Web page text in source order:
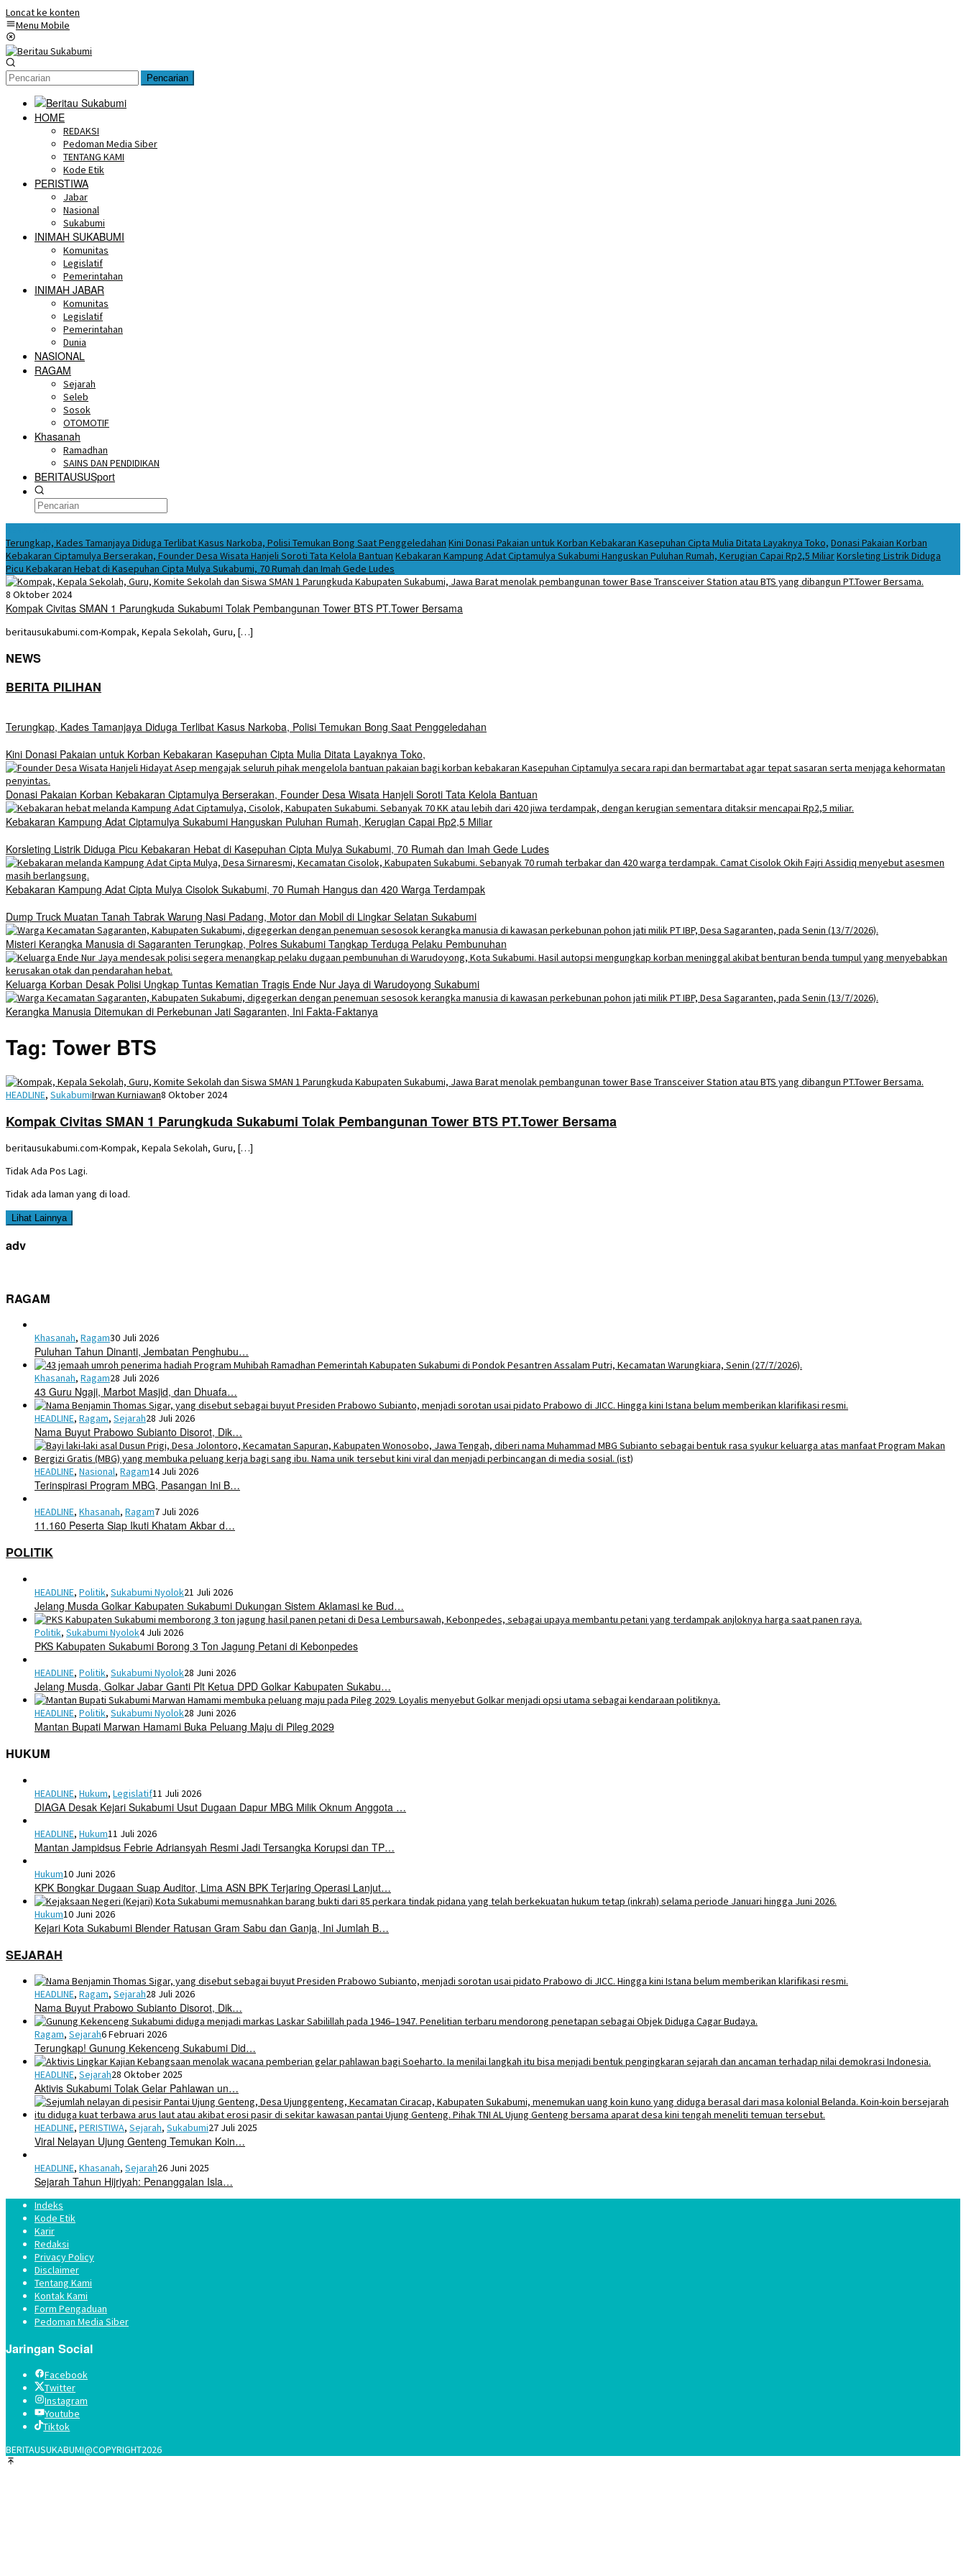
Loncat ke konten
Menu Mobile
Pencarian
HOME
REDAKSI
Pedoman Media Siber
TENTANG KAMI
Kode Etik
PERISTIWA
Jabar
Nasional
Sukabumi
INIMAH SUKABUMI
Komunitas
Legislatif
Pemerintahan
INIMAH JABAR
Komunitas
Legislatif
Pemerintahan
Dunia
NASIONAL
RAGAM
Sejarah
Seleb
Sosok
OTOMOTIF
Khasanah
Ramadhan
SAINS DAN PENDIDIKAN
BERITAUSUSport
Terungkap, Kades Tamanjaya Diduga Terlibat Kasus Narkoba, Polisi Temukan Bong Saat Penggeledahan Kini Donasi Pakaian untuk Korban Kebakaran Kasepuhan Cipta Mulia Ditata Layaknya Toko, Donasi Pakaian Korban
Kebakaran Ciptamulya Berserakan, Founder Desa Wisata Hanjeli Soroti Tata Kelola Bantuan Kebakaran Kampung Adat Ciptamulya Sukabumi Hanguskan Puluhan Rumah, Kerugian Capai Rp2,5 MiliarKorsleting Listrik Diduga
Picu Kebakaran Hebat di Kasepuhan Cipta Mulya Sukabumi, 70 Rumah dan Imah Gede Ludes
8 Oktober 2024
Kompak Civitas SMAN 1 Parungkuda Sukabumi Tolak Pembangunan Tower BTS PT.Tower Bersama
beritausukabumi.com-Kompak, Kepala Sekolah, Guru, […]
NEWS
BERITA PILIHAN
Terungkap, Kades Tamanjaya Diduga Terlibat Kasus Narkoba, Polisi Temukan Bong Saat Penggeledahan
Kini Donasi Pakaian untuk Korban Kebakaran Kasepuhan Cipta Mulia Ditata Layaknya Toko,
Donasi Pakaian Korban Kebakaran Ciptamulya Berserakan, Founder Desa Wisata Hanjeli Soroti Tata Kelola Bantuan
Kebakaran Kampung Adat Ciptamulya Sukabumi Hanguskan Puluhan Rumah, Kerugian Capai Rp2,5 Miliar
Korsleting Listrik Diduga Picu Kebakaran Hebat di Kasepuhan Cipta Mulya Sukabumi, 70 Rumah dan Imah Gede Ludes
Kebakaran Kampung Adat Cipta Mulya Cisolok Sukabumi, 70 Rumah Hangus dan 420 Warga Terdampak
Dump Truck Muatan Tanah Tabrak Warung Nasi Padang, Motor dan Mobil di Lingkar Selatan Sukabumi
Misteri Kerangka Manusia di Sagaranten Terungkap, Polres Sukabumi Tangkap Terduga Pelaku Pembunuhan
Keluarga Korban Desak Polisi Ungkap Tuntas Kematian Tragis Ende Nur Jaya di Warudoyong Sukabumi
Kerangka Manusia Ditemukan di Perkebunan Jati Sagaranten, Ini Fakta-Faktanya
Tag: Tower BTS
HEADLINE, SukabumiIrwan Kurniawan8 Oktober 2024
Kompak Civitas SMAN 1 Parungkuda Sukabumi Tolak Pembangunan Tower BTS PT.Tower Bersama
beritausukabumi.com-Kompak, Kepala Sekolah, Guru, […]
Tidak Ada Pos Lagi.
Tidak ada laman yang di load.
Lihat Lainnya
adv
RAGAM
Khasanah, Ragam30 Juli 2026
Puluhan Tahun Dinanti, Jembatan Penghubu…
Khasanah, Ragam28 Juli 2026
43 Guru Ngaji, Marbot Masjid, dan Dhuafa…
HEADLINE, Ragam, Sejarah28 Juli 2026
Nama Buyut Prabowo Subianto Disorot, Dik…
HEADLINE, Nasional, Ragam14 Juli 2026
Terinspirasi Program MBG, Pasangan Ini B…
HEADLINE, Khasanah, Ragam7 Juli 2026
11.160 Peserta Siap Ikuti Khatam Akbar d…
POLITIK
HEADLINE, Politik, Sukabumi Nyolok21 Juli 2026
Jelang Musda Golkar Kabupaten Sukabumi Dukungan Sistem Aklamasi ke Bud…
Politik, Sukabumi Nyolok4 Juli 2026
PKS Kabupaten Sukabumi Borong 3 Ton Jagung Petani di Kebonpedes
HEADLINE, Politik, Sukabumi Nyolok28 Juni 2026
Jelang Musda, Golkar Jabar Ganti Plt Ketua DPD Golkar Kabupaten Sukabu…
HEADLINE, Politik, Sukabumi Nyolok28 Juni 2026
Mantan Bupati Marwan Hamami Buka Peluang Maju di Pileg 2029
HUKUM
HEADLINE, Hukum, Legislatif11 Juli 2026
DIAGA Desak Kejari Sukabumi Usut Dugaan Dapur MBG Milik Oknum Anggota …
HEADLINE, Hukum11 Juli 2026
Mantan Jampidsus Febrie Adriansyah Resmi Jadi Tersangka Korupsi dan TP…
Hukum10 Juni 2026
KPK Bongkar Dugaan Suap Auditor, Lima ASN BPK Terjaring Operasi Lanjut…
Hukum10 Juni 2026
Kejari Kota Sukabumi Blender Ratusan Gram Sabu dan Ganja, Ini Jumlah B…
SEJARAH
HEADLINE, Ragam, Sejarah28 Juli 2026
Nama Buyut Prabowo Subianto Disorot, Dik…
Ragam, Sejarah6 Februari 2026
Terungkap! Gunung Kekenceng Sukabumi Did…
HEADLINE, Sejarah28 Oktober 2025
Aktivis Sukabumi Tolak Gelar Pahlawan un…
HEADLINE, PERISTIWA, Sejarah, Sukabumi27 Juli 2025
Viral Nelayan Ujung Genteng Temukan Koin…
HEADLINE, Khasanah, Sejarah26 Juni 2025
Sejarah Tahun Hijriyah: Penanggalan Isla…
Indeks
Kode Etik
Karir
Redaksi
Privacy Policy
Disclaimer
Tentang Kami
Kontak Kami
Form Pengaduan
Pedoman Media Siber
Jaringan Social
Facebook
Twitter
Instagram
Youtube
Tiktok
BERITAUSUKABUMI@COPYRIGHT2026